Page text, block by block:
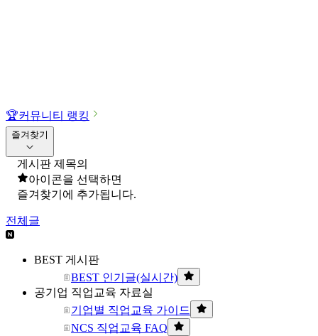
🏆커뮤니티 랭킹
즐겨찾기
게시판 제목의
아이콘을 선택하면
즐겨찾기에 추가됩니다.
전체글
BEST 게시판
BEST 인기글(실시간)
공기업 직업교육 자료실
기업별 직업교육 가이드
NCS 직업교육 FAQ